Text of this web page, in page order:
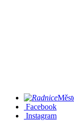
Facebook
Instagram